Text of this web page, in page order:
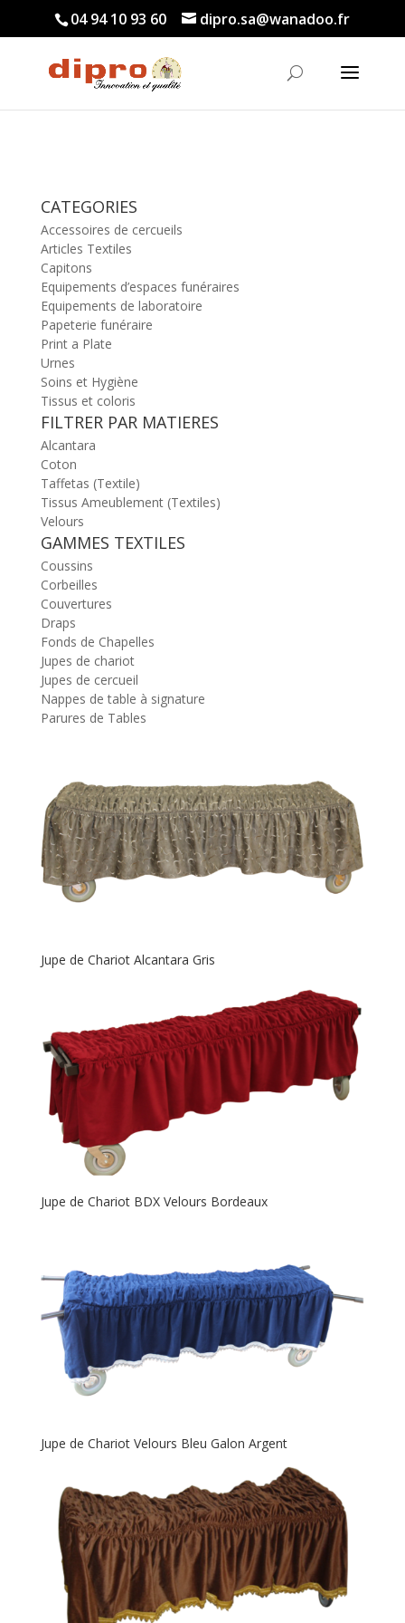
04 94 10 93 60 dipro.sa@wanadoo.fr
CATEGORIES
Accessoires de cercueils
Articles Textiles
Capitons
Equipements d’espaces funéraires
Equipements de laboratoire
Papeterie funéraire
Print a Plate
Urnes
Soins et Hygiène
Tissus et coloris
FILTRER PAR MATIERES
Alcantara
Coton
Taffetas (Textile)
Tissus Ameublement (Textiles)
Velours
GAMMES TEXTILES
Coussins
Corbeilles
Couvertures
Draps
Fonds de Chapelles
Jupes de chariot
Jupes de cercueil
Nappes de table à signature
Parures de Tables
Jupe de Chariot Alcantara Gris
Jupe de Chariot BDX Velours Bordeaux
Jupe de Chariot Velours Bleu Galon Argent